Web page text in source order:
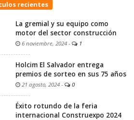
recientes
La gremial y su equipo como
motor del sector construcción
6 noviembre, 2024 - 1
Holcim El Salvador entrega
premios de sorteo en sus 75 años
21 agosto, 2024 - 0
Éxito rotundo de la feria
internacional Construexpo 2024